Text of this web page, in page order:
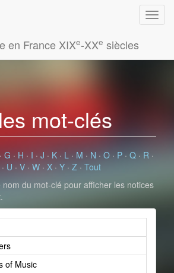
en France XIXe-XXe siècles
mot-clés
· G · H · I · J · K · L · M · N · O · P · Q · R ·
U · V· W· X· Y· Z· Tout
nom du mot-clé pour afficher les notices
of Music